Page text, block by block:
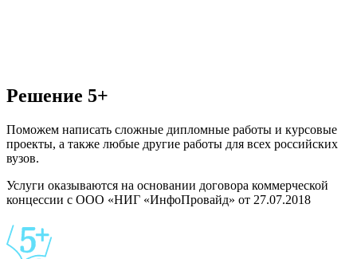
Решение 5+
Поможем написать сложные дипломные работы и курсовые
проекты, а также любые другие работы для всех российских
вузов.
Услуги оказываются на основании договора коммерческой
концессии с ООО «НИГ «ИнфоПровайд» от 27.07.2018